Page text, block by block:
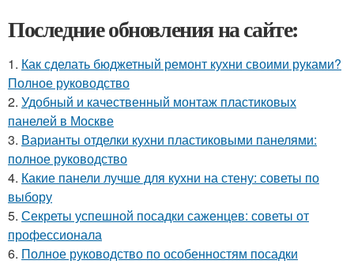
Последние обновления на сайте:
1. Как сделать бюджетный ремонт кухни своими руками?
Полное руководство
2. Удобный и качественный монтаж пластиковых
панелей в Москве
3. Варианты отделки кухни пластиковыми панелями:
полное руководство
4. Какие панели лучше для кухни на стену: советы по
выбору
5. Секреты успешной посадки саженцев: советы от
профессионала
6. Полное руководство по особенностям посадки